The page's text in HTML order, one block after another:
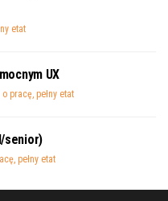
etat
UX
pracę, pełny etat
senior)
pełny etat